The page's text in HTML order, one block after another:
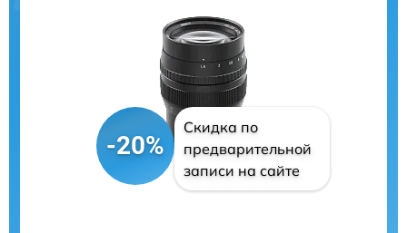
-20%
Скидка по
предварительной
записи на сайте